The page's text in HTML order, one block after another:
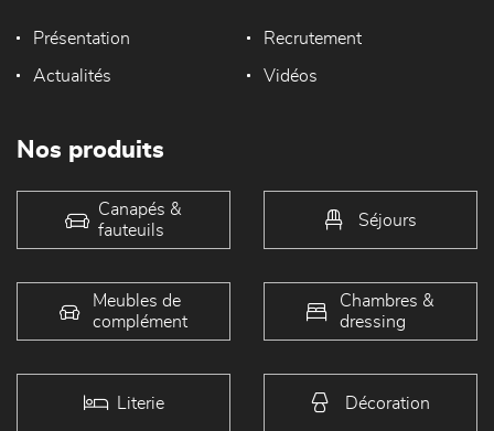
Présentation Recrutement
Actualités Vidéos
Nos produits
Canapés &
fauteuils
Séjours
Meubles de
complément
Chambres &
dressing
Literie Décoration